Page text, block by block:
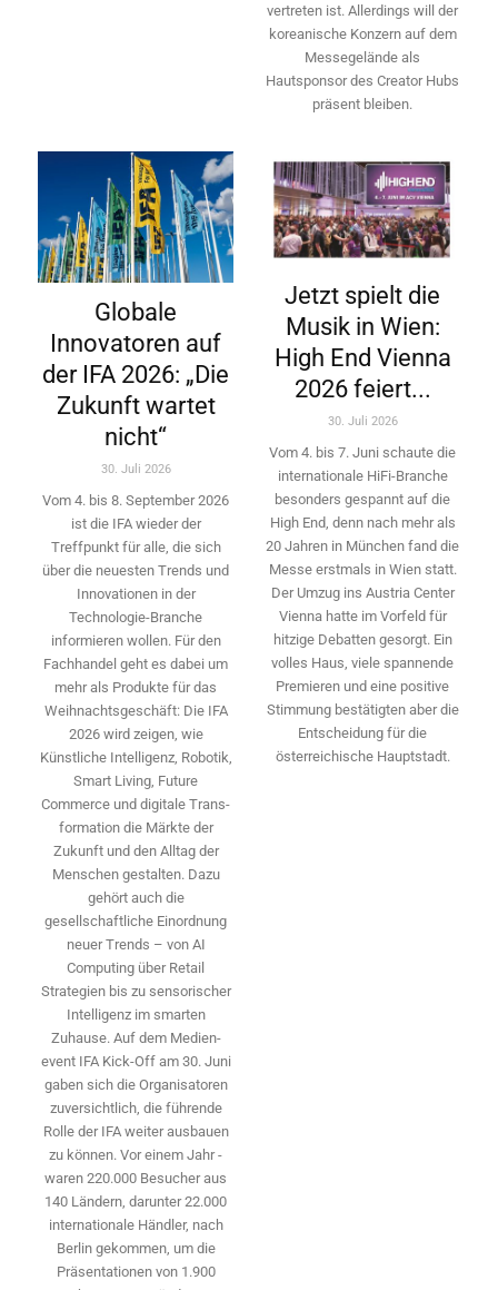
vertreten ist. Allerdings will ­der
koreanische Konzern auf dem
Messegelände als
Hautsponsor des Creator Hubs
präsent bleiben.
Globale
Innovatoren auf
der IFA 2026: „Die
Zukunft wartet
nicht“
30. Juli 2026
Vom 4. bis 8. September 2026
ist die IFA wieder der
Treffpunkt für alle, die sich
über die neuesten Trends und
Innovationen in der
Technologie-­Branche
informieren wollen. Für den
Fachhandel geht es dabei um
mehr als Produkte für das
Weihnachtsgeschäft: Die IFA
2026 wird ­zeigen, wie
Künstliche Intelligenz, Robotik,
Smart Living, Future
Commerce und digitale Trans­
formation die Märkte der
Zukunft und den Alltag der
Menschen gestalten. Dazu
gehört auch die
gesellschaftliche Einordnung
neuer Trends – von AI
Computing über Retail
Strategien bis zu sensorischer
Intelligenz im smarten
Zuhause. Auf dem Medien­
event IFA Kick-Off am 30. Juni
gaben sich die Organisatoren
zuversichtlich, die führende
Rolle der IFA weiter ausbauen
zu können. Vor einem Jahr ­
waren 220.000 Besucher aus
140 ­Ländern, ­darunter 22.000
internationale Händler, nach
Berlin gekommen, um die
Präsen­tationen von 1.900
Jetzt spielt die
Musik in Wien:
High End Vienna
2026 feiert...
30. Juli 2026
Vom 4. bis 7. Juni schaute die
internationale HiFi-Branche
besonders gespannt auf die
High End, denn nach mehr als
20 Jahren in München fand die
Messe erstmals in Wien statt.
Der Umzug ins Austria Center
Vienna hatte im Vorfeld für
hitzige Debatten gesorgt. Ein
volles Haus, viele spannende
Premieren und eine positive
Stimmung bestätigten aber die
Entscheidung für die
österreichische Hauptstadt.